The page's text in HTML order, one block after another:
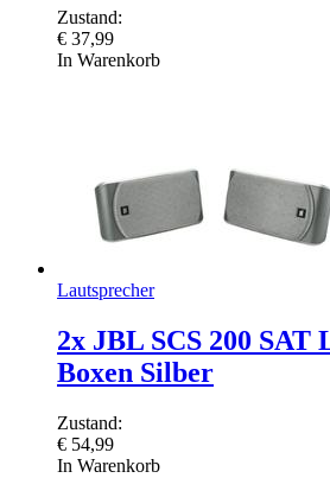
Zustand:
€ 37,99
In Warenkorb
Lautsprecher
2x JBL SCS 200 SAT
Boxen Silber
Zustand:
€ 54,99
In Warenkorb